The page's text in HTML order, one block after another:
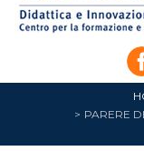
PARERE